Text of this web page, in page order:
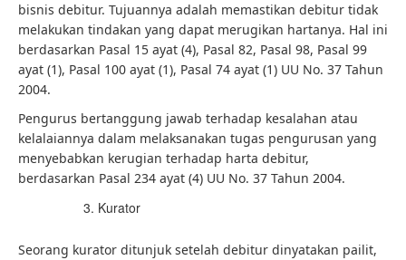
bisnis debitur. Tujuannya adalah memastikan debitur tidak
melakukan tindakan yang dapat merugikan hartanya. Hal ini
berdasarkan Pasal 15 ayat (4), Pasal 82, Pasal 98, Pasal 99
ayat (1), Pasal 100 ayat (1), Pasal 74 ayat (1) UU No. 37 Tahun
2004.
Pengurus bertanggung jawab terhadap kesalahan atau
kelalaiannya dalam melaksanakan tugas pengurusan yang
menyebabkan kerugian terhadap harta debitur,
berdasarkan Pasal 234 ayat (4) UU No. 37 Tahun 2004.
Kurator
Seorang kurator ditunjuk setelah debitur dinyatakan pailit,